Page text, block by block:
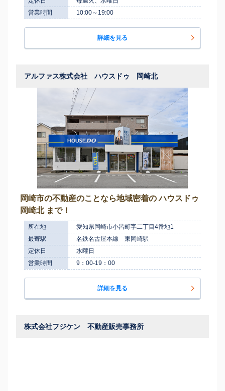
営業時間
10:00～19:00
詳細を見る
アルファス株式会社 ハウスドゥ 岡崎北
岡崎市の不動産のことなら地域密着の ハウスドゥ
岡崎北 まで！
所在地
愛知県岡崎市小呂町字二丁目4番地1
最寄駅
名鉄名古屋本線 東岡崎駅
定休日
水曜日
営業時間
9：00-19：00
詳細を見る
株式会社フジケン 不動産販売事務所